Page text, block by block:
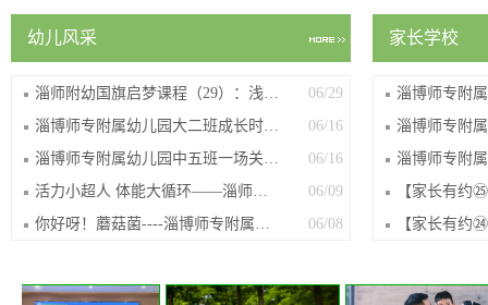
幼儿风采
06/29
淄师附幼国旗启梦课程（29）：浅夏忆童...
06/16
淄博师专附属幼儿园大二班成长时光记
06/16
淄博师专附属幼儿园中五班一场关于桥的探索
06/09
活力小超人 体能大循环——淄师附幼小二...
06/08
你好呀！蘑菇菌----淄博师专附属幼儿园...
家长学校